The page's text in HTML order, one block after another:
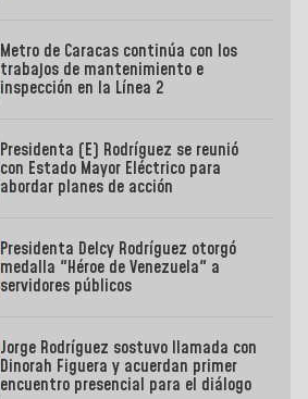
Metro de Caracas continúa con los
trabajos de mantenimiento e
inspección en la Línea 2
Presidenta (E) Rodríguez se reunió
con Estado Mayor Eléctrico para
abordar planes de acción
Presidenta Delcy Rodríguez otorgó
medalla "Héroe de Venezuela" a
servidores públicos
Jorge Rodríguez sostuvo llamada con
Dinorah Figuera y acuerdan primer
encuentro presencial para el diálogo